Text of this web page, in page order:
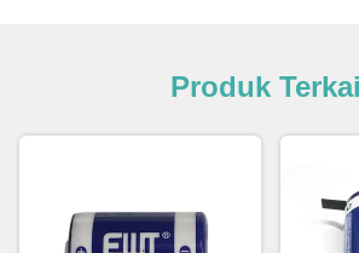
Produk